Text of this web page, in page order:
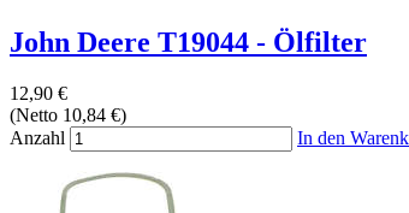
John Deere T19044 - Ölfilter
12,90 €
(Netto 10,84 €)
Anzahl
In den